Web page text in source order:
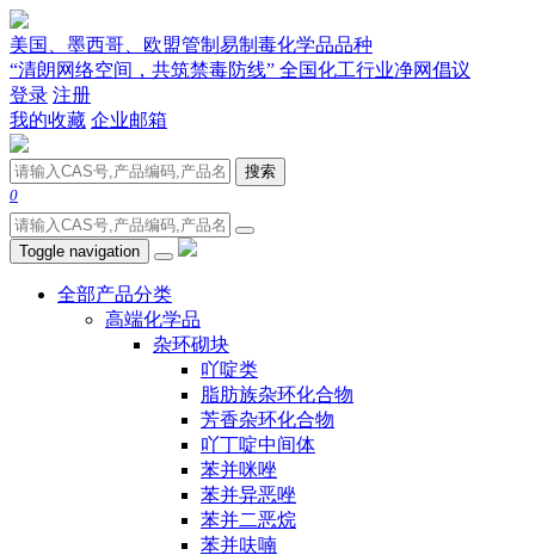
美国、墨西哥、欧盟管制易制毒化学品品种
“清朗网络空间，共筑禁毒防线” 全国化工行业净网倡议
登录 注册
我的收藏 企业邮箱
搜索
0
Toggle navigation
全部产品分类
高端化学品
杂环砌块
吖啶类
脂肪族杂环化合物
芳香杂环化合物
吖丁啶中间体
苯并咪唑
苯并异恶唑
苯并二恶烷
苯并呋喃